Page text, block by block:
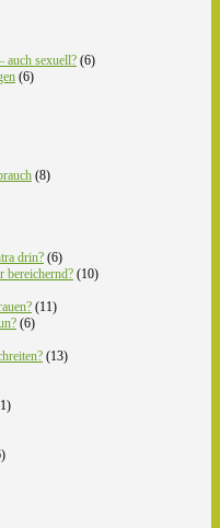
auch sexuell? (6)
(6)
(8)
drin? (6)
bereichernd? (10)
(11)
(6)
(13)